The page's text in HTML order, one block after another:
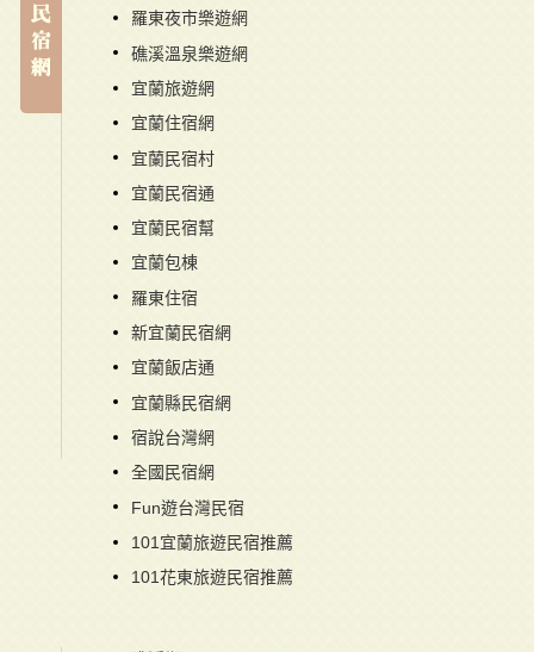
羅東夜市樂遊網
礁溪溫泉樂遊網
宜蘭旅遊網
宜蘭住宿網
宜蘭民宿村
宜蘭民宿通
宜蘭民宿幫
宜蘭包棟
羅東住宿
新宜蘭民宿網
宜蘭飯店通
宜蘭縣民宿網
宿說台灣網
全國民宿網
Fun遊台灣民宿
101宜蘭旅遊民宿推薦
101花東旅遊民宿推薦